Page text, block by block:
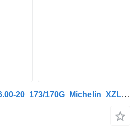
Michelin 16.00R20_16.00-20_173/170G_Michelin_XZL_inkl. Runflat_Neu